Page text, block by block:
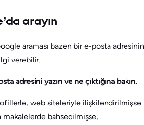
arayın
araması bazen bir e-posta adresinin
verebilir.
adresini yazın ve ne çıktığına bakın.
web siteleriyle ilişkilendirilmişse
makalelerde bahsedilmişse,